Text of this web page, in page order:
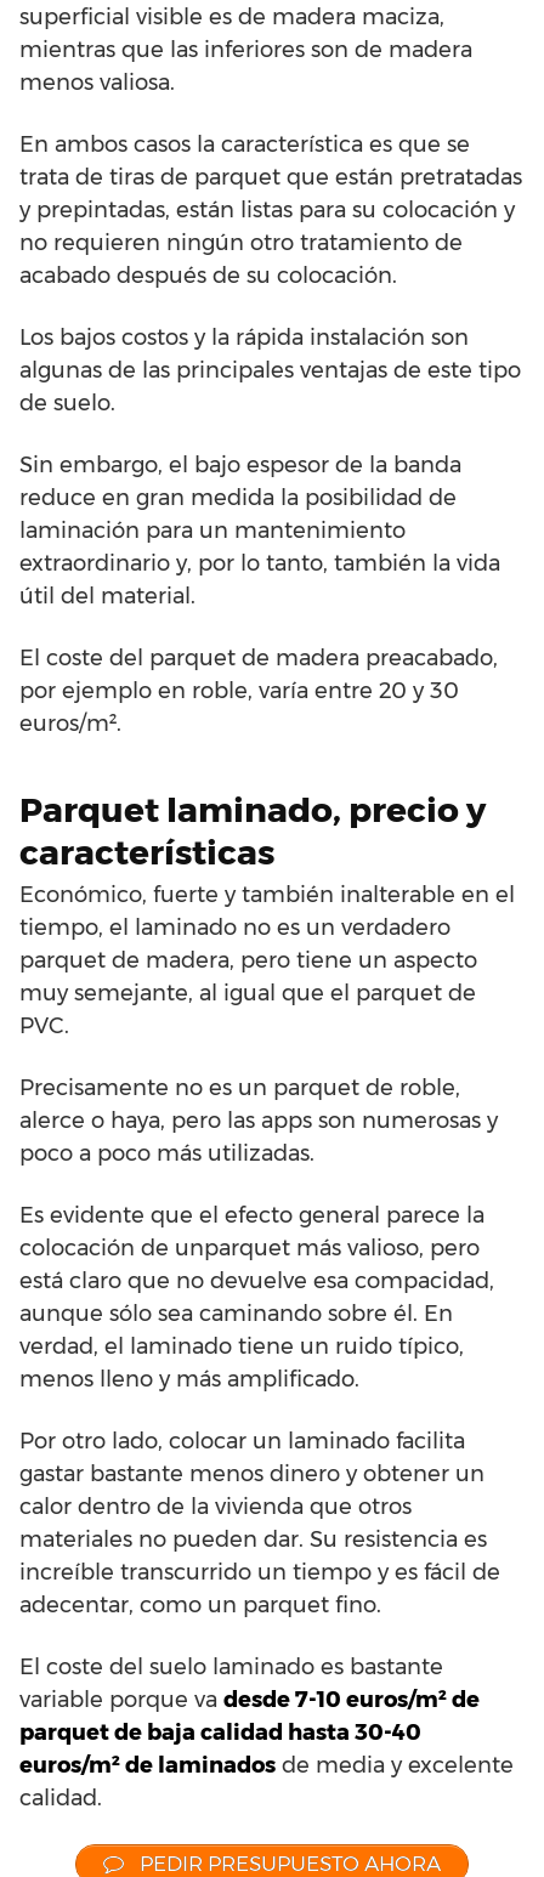
superficial visible es de madera maciza,
mientras que las inferiores son de madera
menos valiosa.
En ambos casos la característica es que se
trata de tiras de parquet que están pretratadas
y prepintadas, están listas para su colocación y
no requieren ningún otro tratamiento de
acabado después de su colocación.
Los bajos costos y la rápida instalación son
algunas de las principales ventajas de este tipo
de suelo.
Sin embargo, el bajo espesor de la banda
reduce en gran medida la posibilidad de
laminación para un mantenimiento
extraordinario y, por lo tanto, también la vida
útil del material.
El coste del parquet de madera preacabado,
por ejemplo en roble, varía entre 20 y 30
euros/m².
Parquet laminado, precio y
características
Económico, fuerte y también inalterable en el
tiempo, el laminado no es un verdadero
parquet de madera, pero tiene un aspecto
muy semejante, al igual que el parquet de
PVC.
Precisamente no es un parquet de roble,
alerce o haya, pero las apps son numerosas y
poco a poco más utilizadas.
Es evidente que el efecto general parece la
colocación de unparquet más valioso, pero
está claro que no devuelve esa compacidad,
aunque sólo sea caminando sobre él. En
verdad, el laminado tiene un ruido típico,
menos lleno y más amplificado.
Por otro lado, colocar un laminado facilita
gastar bastante menos dinero y obtener un
calor dentro de la vivienda que otros
materiales no pueden dar. Su resistencia es
increíble transcurrido un tiempo y es fácil de
adecentar, como un parquet fino.
El coste del suelo laminado es bastante
variable porque va desde 7-10 euros/m² de
parquet de baja calidad hasta 30-40
euros/m² de laminados de media y excelente
calidad.
PEDIR PRESUPUESTO AHORA